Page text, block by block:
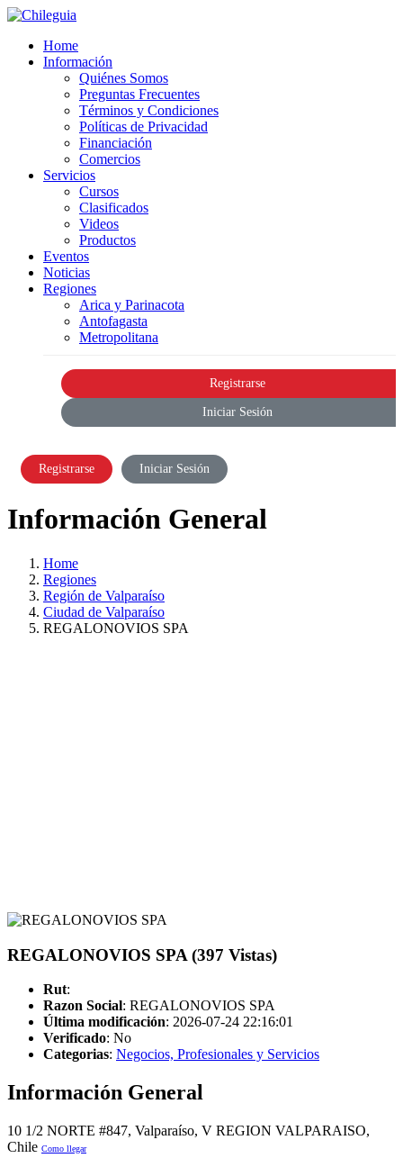
Home
Información
Quiénes Somos
Preguntas Frecuentes
Términos y Condiciones
Políticas de Privacidad
Financiación
Comercios
Servicios
Cursos
Clasificados
Videos
Productos
Eventos
Noticias
Regiones
Arica y Parinacota
Antofagasta
Metropolitana
Registrarse
Iniciar Sesión
Registrarse Iniciar Sesión
Información General
Home
Regiones
Región de Valparaíso
Ciudad de Valparaíso
REGALONOVIOS SPA
REGALONOVIOS SPA (397 Vistas)
Rut:
Razon Social: REGALONOVIOS SPA
Última modificación: 2026-07-24 22:16:01
Verificado: No
Categorias: Negocios, Profesionales y Servicios
Información General
10 1/2 NORTE #847, Valparaíso, V REGION VALPARAISO,
Chile Como llegar